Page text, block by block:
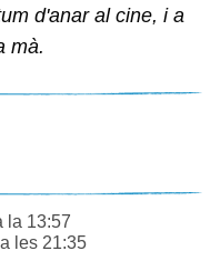
d'anar al cine, i a
mà.
la 13:57
les 21:35